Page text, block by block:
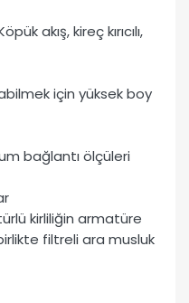
akış, kireç kırıcılı,
için yüksek boy
bağlantı ölçüleri
kirliliğin armatüre
filtreli ara musluk